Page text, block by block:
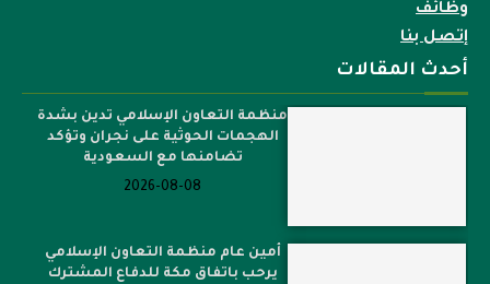
وظائف
إتصل بنا
أحدث المقالات
منظمة التعاون الإسلامي تدين بشدة
الهجمات الحوثية على نجران وتؤكد
تضامنها مع السعودية
2026-08-08
أمين عام منظمة التعاون الإسلامي
يرحب باتفاق مكة للدفاع المشترك